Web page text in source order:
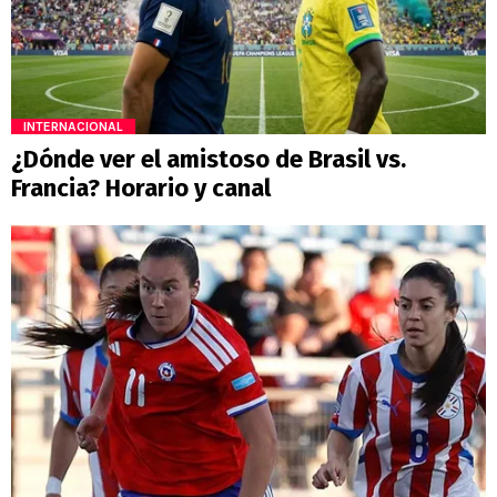
INTERNACIONAL
¿Dónde ver el amistoso de Brasil vs.
Francia? Horario y canal